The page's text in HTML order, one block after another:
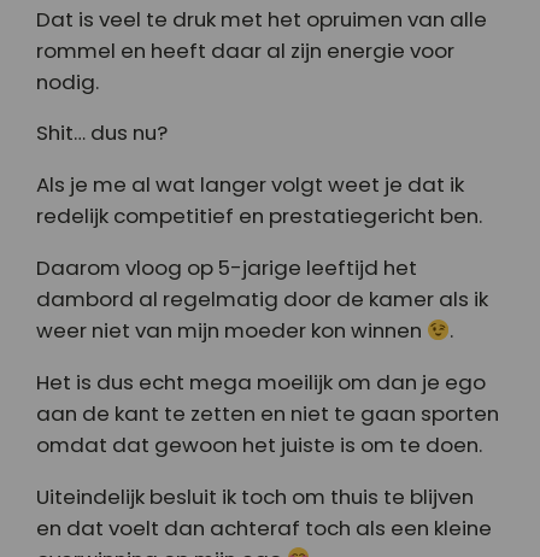
Dat is veel te druk met het opruimen van alle
rommel en heeft daar al zijn energie voor
nodig.
Shit… dus nu?
Als je me al wat langer volgt weet je dat ik
redelijk competitief en prestatiegericht ben.
Daarom vloog op 5-jarige leeftijd het
dambord al regelmatig door de kamer als ik
weer niet van mijn moeder kon winnen
.
Het is dus echt mega moeilijk om dan je ego
aan de kant te zetten en niet te gaan sporten
omdat dat gewoon het juiste is om te doen.
Uiteindelijk besluit ik toch om thuis te blijven
en dat voelt dan achteraf toch als een kleine